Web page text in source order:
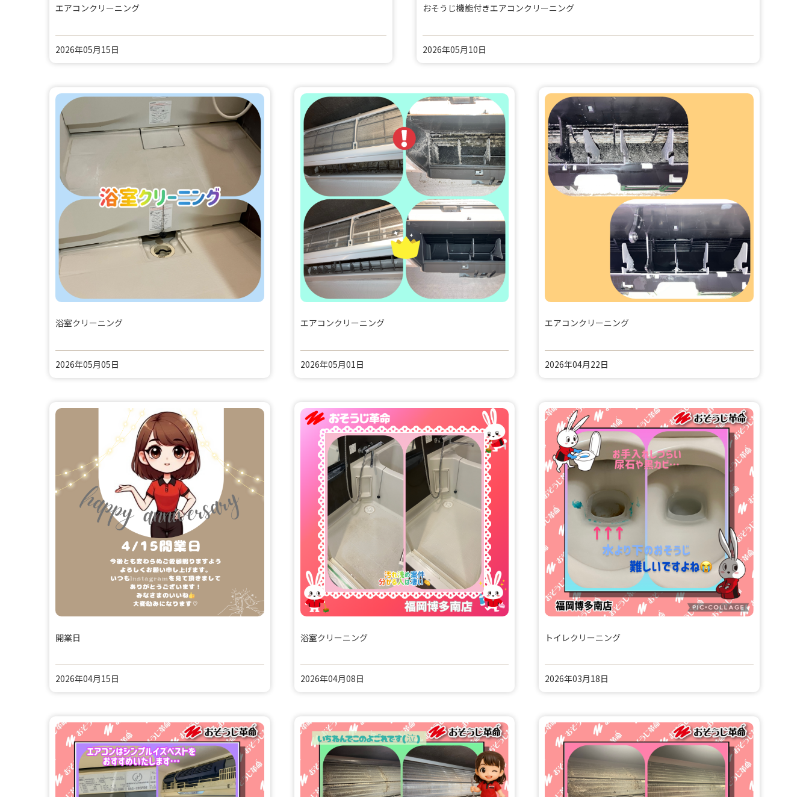
エアコンクリーニング
2026年05月15日
おそうじ機能付きエアコンクリーニング
2026年05月10日
浴室クリーニング
2026年05月05日
エアコンクリーニング
2026年05月01日
エアコンクリーニング
2026年04月22日
開業日
2026年04月15日
浴室クリーニング
2026年04月08日
トイレクリーニング
2026年03月18日